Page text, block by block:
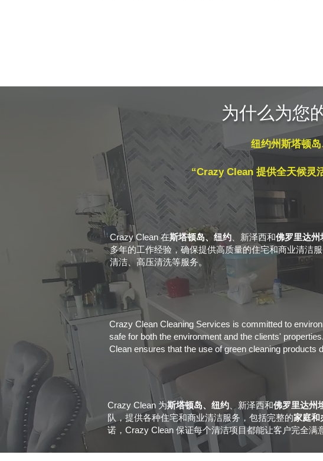
为什么为您
纽约州斯塔顿
“Crazy Clean 提供全天候灵
Crazy Clean 在斯塔顿岛、纽约 、新泽西和佛罗里达州
多年的工作经验，确保提供高质量的住宅和商业清洁
清洁、高压清洗等服务。
Crazy Clean Cleaning Services is committed to
safe for both the environment and the clients'
Clean ensures that the use of green cleaning
Crazy Clean 为斯塔顿岛、纽约 、新泽西和佛罗里达州
队，提供各种住宅和商业清洁服务，包括完整的家庭和
诺，Crazy Clean 保证每个清洁项目都能让客户完全满